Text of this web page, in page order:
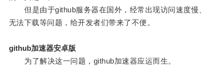
但是由于github服务器在国外，经常出现访问速度慢、
无法下载等问题，给开发者们带来了不便。
github加速器安卓版
为了解决这一问题，github加速器应运而生。